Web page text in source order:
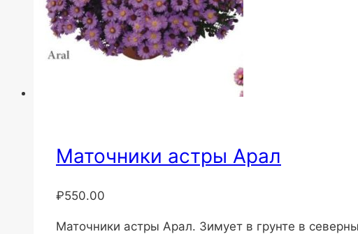
Маточники астры Арал
₽550.00
Маточники астры Арал. Зимует в грунте в